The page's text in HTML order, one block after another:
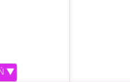
▼